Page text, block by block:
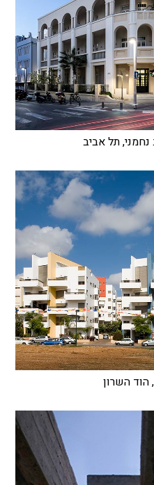
נחמני, תל אביב
השרון